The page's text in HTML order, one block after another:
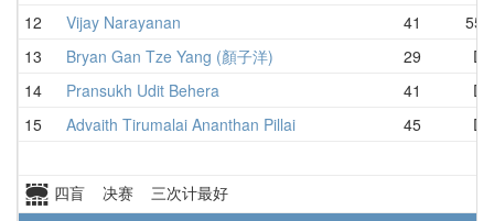
12
Vijay Narayanan 41
13
Bryan Gan Tze Yang (顏子洋) 29
14
Pransukh Udit Behera 41
15
Advaith Tirumalai Ananthan Pillai 45
四盲 决赛 三次计最好